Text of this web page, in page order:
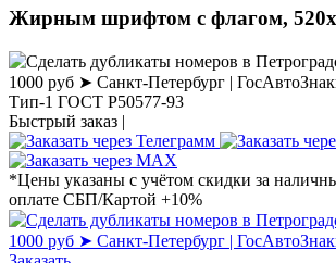
Жирным шрифтом с флагом,
Тип-1 ГОСТ Р50577-93
Быстрый заказ |
*Цены указаны с учётом скидки за
оплате СБП/Картой +10%